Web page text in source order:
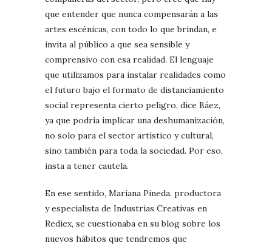
que entender que nunca compensarán a las
artes escénicas, con todo lo que brindan, e
invita al público a que sea sensible y
comprensivo con esa realidad. El lenguaje
que utilizamos para instalar realidades como
el futuro bajo el formato de distanciamiento
social representa cierto peligro, dice Báez,
ya que podría implicar una deshumanización,
no solo para el sector artístico y cultural,
sino también para toda la sociedad. Por eso,
insta a tener cautela.
En ese sentido, Mariana Pineda, productora
y especialista de Industrias Creativas en
Rediex, se cuestionaba en su blog sobre los
nuevos hábitos que tendremos que